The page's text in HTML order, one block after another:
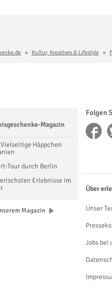
Kultur, Kreatives & Lifestyle
Folgen
Magazin
Vielseitige Häppchen
Tour durch Berlin
Erlebnisse im
Magazin
Über
Unser
Jobs bei